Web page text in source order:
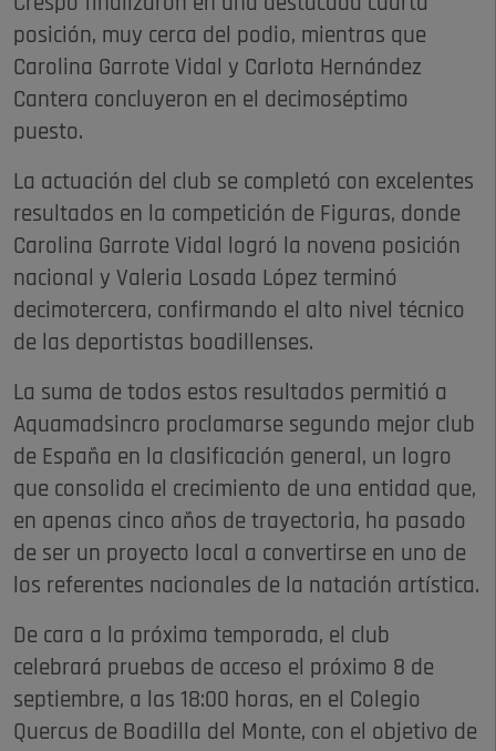
posición, muy cerca del podio, mientras que
Carolina Garrote Vidal y Carlota Hernández
Cantera concluyeron en el decimoséptimo
puesto.
La actuación del club se completó con excelentes
resultados en la competición de Figuras, donde
Carolina Garrote Vidal logró la novena posición
nacional y Valeria Losada López terminó
decimotercera, confirmando el alto nivel técnico
de las deportistas boadillenses.
La suma de todos estos resultados permitió a
Aquamadsincro proclamarse segundo mejor club
de España en la clasificación general, un logro
que consolida el crecimiento de una entidad que,
en apenas cinco años de trayectoria, ha pasado
de ser un proyecto local a convertirse en uno de
los referentes nacionales de la natación artística.
De cara a la próxima temporada, el club
celebrará pruebas de acceso el próximo 8 de
septiembre, a las 18:00 horas, en el Colegio
Quercus de Boadilla del Monte, con el objetivo de